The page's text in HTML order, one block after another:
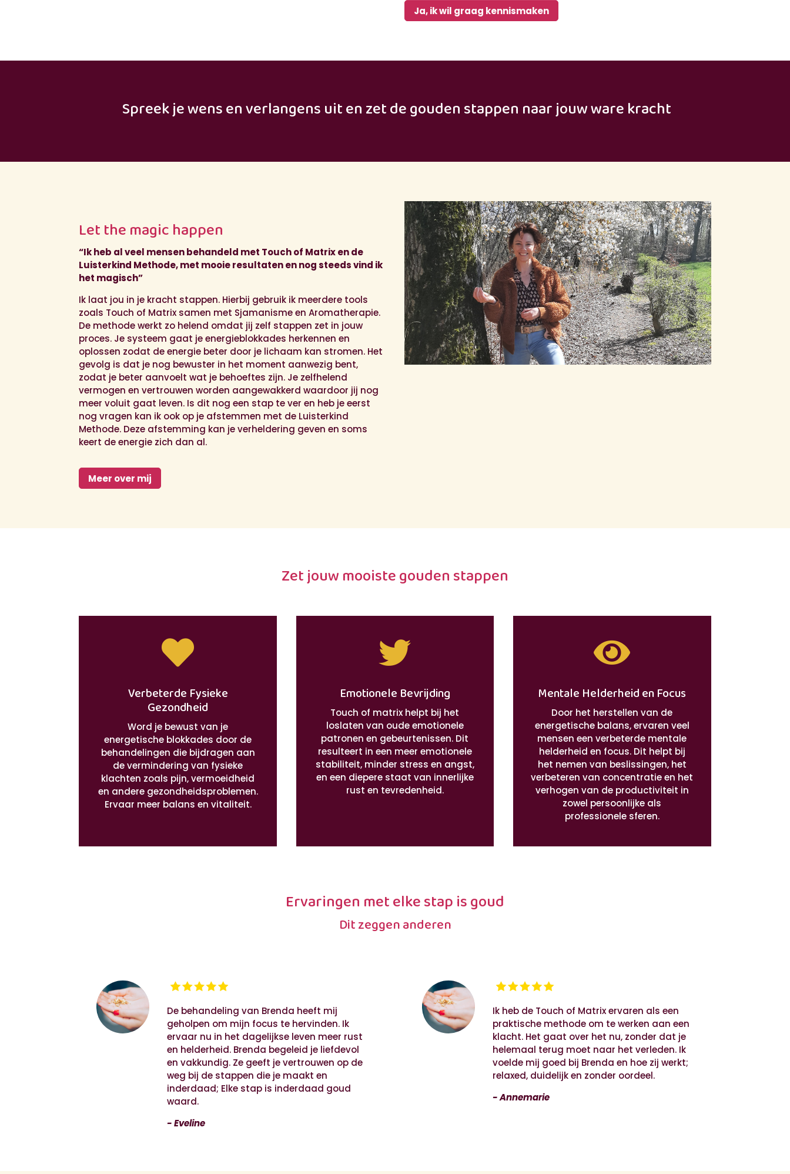
Ja, ik wil graag kennismaken
Spreek je wens en verlangens uit en zet de gouden stappen naar jouw ware kracht
Let the magic happen
“Ik heb al veel mensen behandeld met Touch of Matrix en de
Luisterkind Methode,met mooie resultaten en nog steeds vind ik
het magisch”
Ik laat jou in je kracht stappen. Hierbij gebruik ik meerdere tools
zoals Touch of Matrix samen met Sjamanisme en Aromatherapie.
De methode werkt zo helend omdat jij zelf stappen zet in jouw
proces. Je systeem gaat je energieblokkades herkennen en
oplossen zodat de energie beter door je lichaam kan stromen. Het
gevolg is dat je nog bewuster in het moment aanwezig bent,
zodat je beter aanvoelt wat je behoeftes zijn. Je zelfhelend
vermogen en vertrouwen worden aangewakkerd waardoor jij nog
meer voluit gaat leven. Is dit nog een stap te ver en heb je eerst
nog vragen kan ik ook op je afstemmen met de Luisterkind
Methode. Deze afstemming kan je verheldering geven en soms
keert de energie zich dan al.
Meer over mij
Zet jouw mooiste gouden stappen

Verbeterde Fysieke
Gezondheid
Word je bewust van je
energetische blokkades door de
behandelingen die bijdragen aan
de vermindering van fysieke
klachten zoals pijn, vermoeidheid
en andere gezondheidsproblemen.
Ervaar meer balans en vitaliteit.

Emotionele Bevrijding
Touch of matrix helpt bij het
loslaten van oude emotionele
patronen en gebeurtenissen. Dit
resulteert in een meer emotionele
stabiliteit, minder stress en angst,
en een diepere staat van innerlijke
rust en tevredenheid.

Mentale Helderheid en Focus
Door het herstellen van de
energetische balans, ervaren veel
mensen een verbeterde mentale
helderheid en focus. Dit helpt bij
het nemen van beslissingen, het
verbeteren van concentratie en het
verhogen van de productiviteit in
zowel persoonlijke als
professionele sferen.
Ervaringen met elke stap is goud
Dit zeggen anderen
De behandeling van Brenda heeft mij
geholpen om mijn focus te hervinden. Ik
ervaar nu in het dagelijkse leven meer rust
en helderheid. Brenda begeleid je liefdevol
en vakkundig. Ze geeft je vertrouwen op de
weg bij de stappen die je maakt en
inderdaad; Elke stap is inderdaad goud
waard.
-Eveline
Ik heb de Touch of Matrix ervaren als een
praktische methode om te werken aan een
klacht. Het gaat over het nu, zonder dat je
helemaal terug moet naar het verleden. Ik
voelde mij goed bij Brenda en hoe zij werkt;
relaxed, duidelijk en zonder oordeel.
-Annemarie